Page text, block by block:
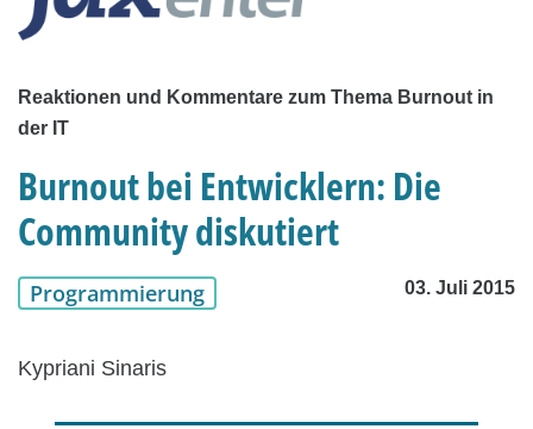
Reaktionen und Kommentare zum Thema Burnout in
der IT
Burnout bei Entwicklern: Die
Community diskutiert
Programmierung 03. Juli 2015
Kypriani Sinaris